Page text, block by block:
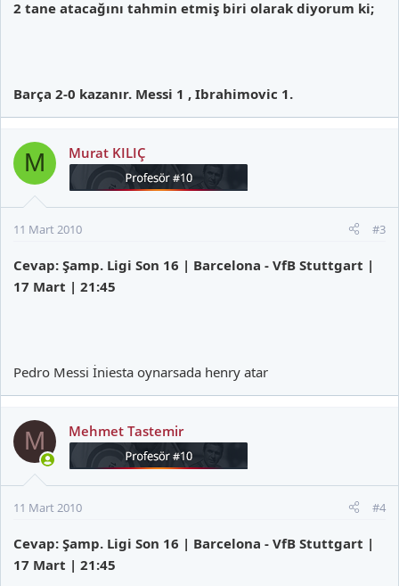
2 tane atacağını tahmin etmiş biri olarak diyorum ki;
Barça 2-0 kazanır. Messi 1 , Ibrahimovic 1.
M Murat KILIÇ
11 Mart 2010 #3
Cevap: Şamp. Ligi Son 16 | Barcelona - VfB Stuttgart |
17 Mart | 21:45
Pedro Messi İniesta oynarsada henry atar
M Mehmet Tastemir
11 Mart 2010 #4
Cevap: Şamp. Ligi Son 16 | Barcelona - VfB Stuttgart |
17 Mart | 21:45